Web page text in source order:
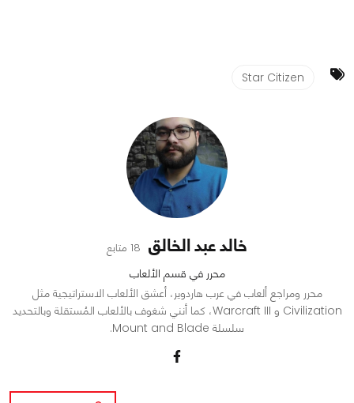
Star Citizen
خالد عبد الخالق 18 متابع
محرر في قسم الألعاب
محرر ومراجع ألعاب في عرب هاردوير، أعشق الألعاب الاستراتيجية مثل
Civilization و Warcraft III، كما أنني شغوف بالألعاب المُستقلة وبالتحديد
سلسلة Mount and Blade.